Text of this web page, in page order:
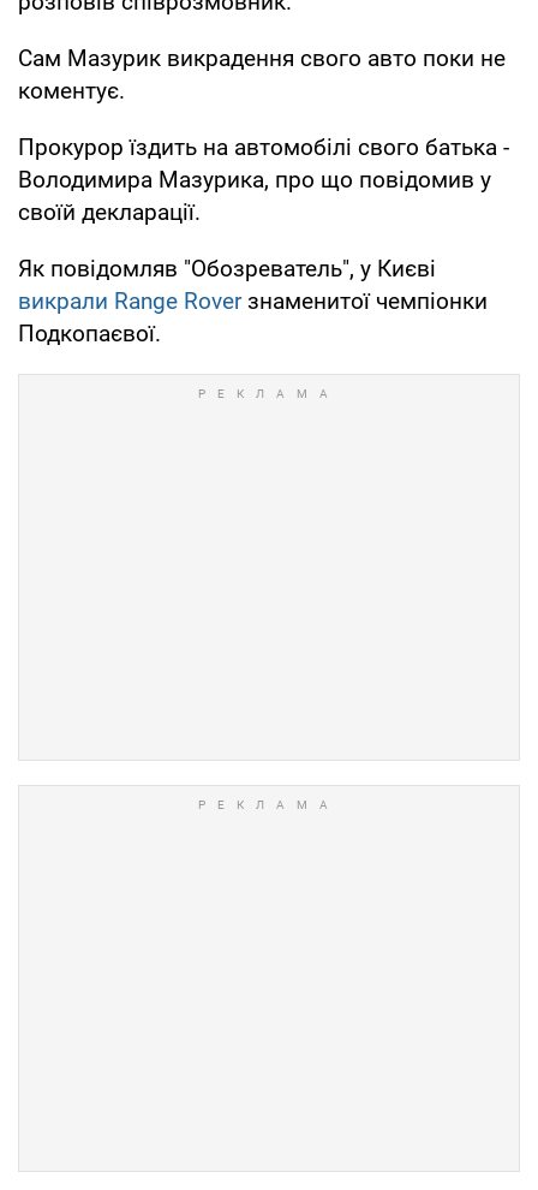
Сам Мазурик викрадення свого авто поки не
коментує.
Прокурор їздить на автомобілі свого батька -
Володимира Мазурика, про що повідомив у
своїй декларації.
Як повідомляв "Обозреватель", у Києві
викрали Range Roverзнаменитої чемпіонки
Подкопаєвої.